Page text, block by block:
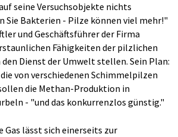
seine Versuchsobjekte nichts
Sie Bakterien - Pilze können viel mehr!"
und Geschäftsführer der Firma
Fähigkeiten der pilzlichen
Dienst der Umwelt stellen. Sein Plan:
von verschiedenen Schimmelpilzen
die Methan-Produktion in
- "und das konkurrenzlos günstig."
Gas lässt sich einerseits zur